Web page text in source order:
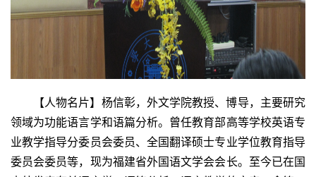
【人物名片】杨信彰，外文学院教授、博导，主要研究
领域为功能语言学和语篇分析。曾任教育部高等学校英语专
业教学指导分委员会委员、全国翻译硕士专业学位教育指导
委员会委员等，现为福建省外国语文学会会长。至今已在国